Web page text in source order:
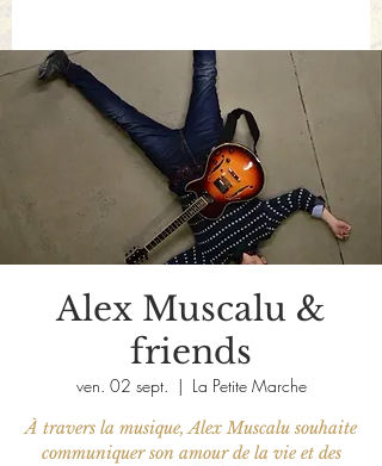
Alex Muscalu &
friends
ven. 02 sept.
  |
La Petite Marche
À travers la musique, Alex Muscalu souhaite
communiquer son amour de la vie et des